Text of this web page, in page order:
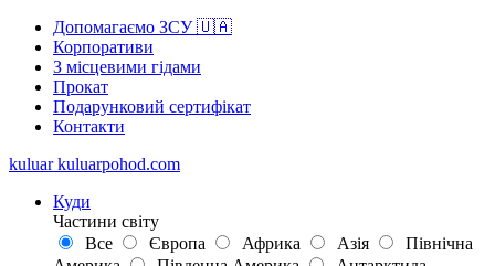
Допомагаємо ЗСУ 🇺🇦
Корпоративи
З місцевими гідами
Прокат
Подарунковий сертифікат
Контакти
kuluar kuluarpohod.com
Куди
Частини світу
Все
Європа Африка Азія
Північна